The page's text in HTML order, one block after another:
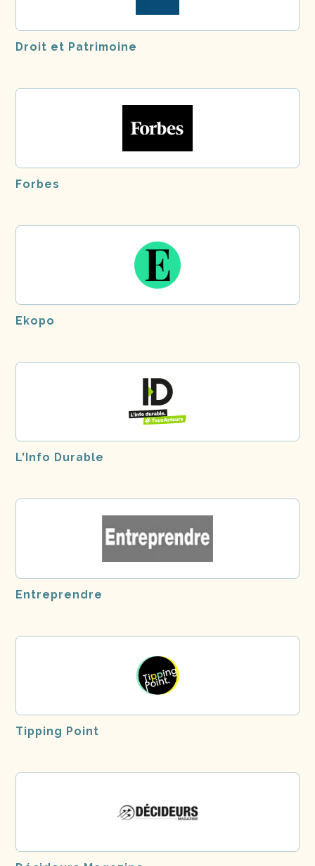
Droit et Patrimoine
Forbes
Ekopo
L'Info Durable
Entreprendre
Tipping Point